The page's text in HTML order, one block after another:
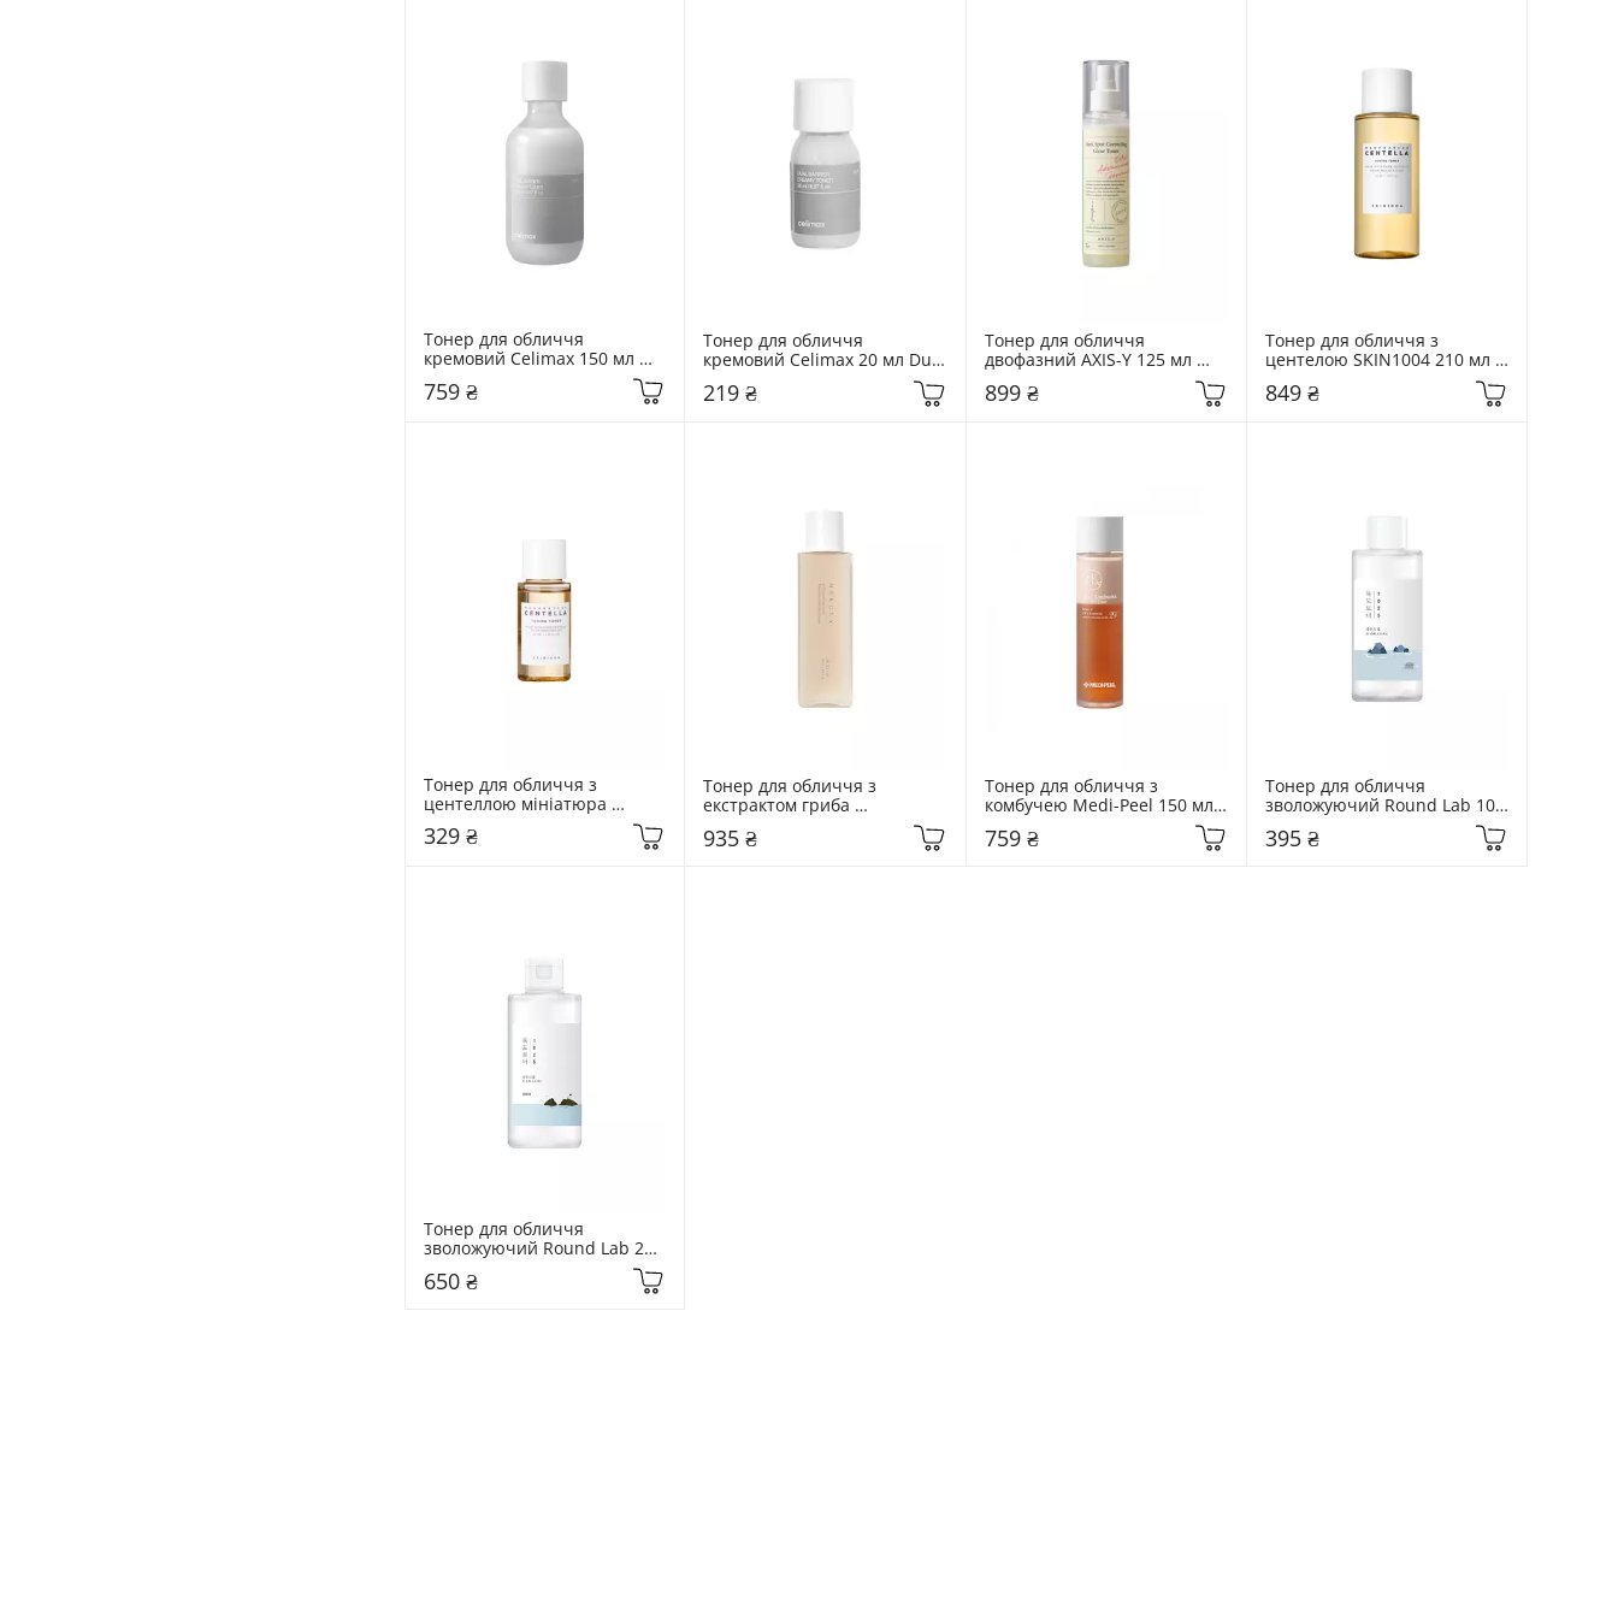
Тонер для обличчя
кремовий Celimax 150 мл
Dual Barrier Creamy Toner
759 ₴
Тонер для обличчя
кремовий Celimax 20 мл Dual
219 ₴
Тонер для обличчя
двофазний AXIS-Y 125 мл
Dark Spot Correcting Glow
Toner
899 ₴
Тонер для обличчя з
центелою SKIN1004 210 мл
Madagascar Centella Toning
Toner
849 ₴
Тонер для обличчя з
центеллою мініатюра
SKIN1004 30 мл Madagascar
Centella Toning Toner
329 ₴
Тонер для обличчя з
екстрактом гриба
Альбатрелус Needly 145 мл
pH balancing toner
935 ₴
Тонер для обличчя з
комбучею Medi-Peel 150 мл
759 ₴
Тонер для обличчя
зволожуючий Round Lab 100
395 ₴
Тонер для обличчя
зволожуючий Round Lab 200
650 ₴